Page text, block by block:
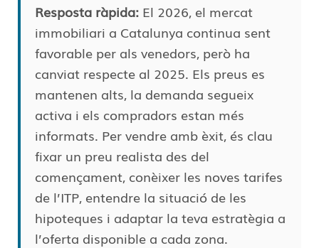
Resposta ràpida: El 2026, el mercat
immobiliari a Catalunya continua sent
favorable per als venedors, però ha
canviat respecte al 2025. Els preus es
mantenen alts, la demanda segueix
activa i els compradors estan més
informats. Per vendre amb èxit, és clau
fixar un preu realista des del
començament, conèixer les noves tarifes
de l’ITP, entendre la situació de les
hipoteques i adaptar la teva estratègia a
l’oferta disponible a cada zona.